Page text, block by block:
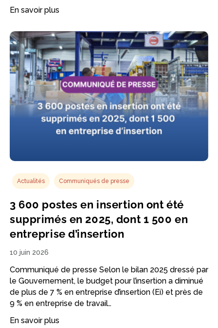
En savoir plus
Actualités Communiqués de presse
3 600 postes en insertion ont été
supprimés en 2025, dont 1 500 en
entreprise d’insertion
10 juin 2026
Communiqué de presse Selon le bilan 2025 dressé par
le Gouvernement, le budget pour l’insertion a diminué
de plus de 7 % en entreprise d’insertion (Ei) et près de
9 % en entreprise de travail…
En savoir plus